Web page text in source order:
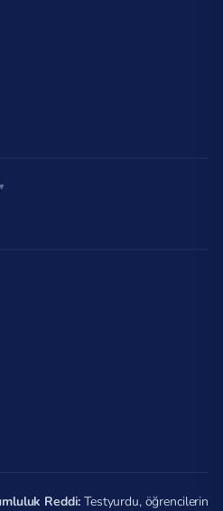
Reddi: Testyurdu, öğrencilerin